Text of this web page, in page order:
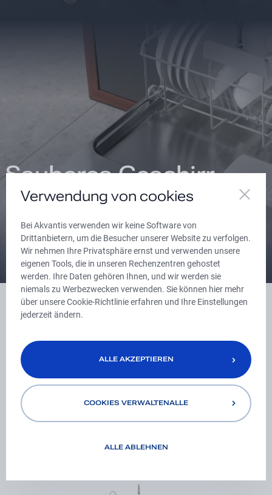
Verwendung von cookies
Bei Akvantis verwenden wir keine Software von
Drittanbietern, um die Besucher unserer Website zu verfolgen.
Wir nehmen Ihre Privatsphäre ernst und verwenden unsere
eigenen Tools, die in unseren Rechenzentren gehostet
werden. Ihre Daten gehören Ihnen, und wir werden sie
niemals zu Werbezwecken verwenden. Sie können hier mehr
über unsere Cookie-Richtlinie erfahren und Ihre Einstellungen
jederzeit ändern.
ALLE AKZEPTIEREN
COOKIES VERWALTENALLE
ALLE ABLEHNEN
Sauberes Geschirr
Reines Wasser hinterlässt keine
Rückstände von
Reinigungsmitteln auf Geschirr
Schema der
Trinkwasserau
fbereitung
für die Küche